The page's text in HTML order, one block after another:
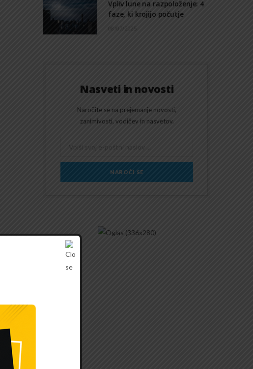
Vpliv lune na razpoloženje: 4
faze, ki krojijo počutje
08/07/2025
Nasveti in novosti
Naročite se na prejemanje novosti,
zanimivosti, vodičev in nasvetov.